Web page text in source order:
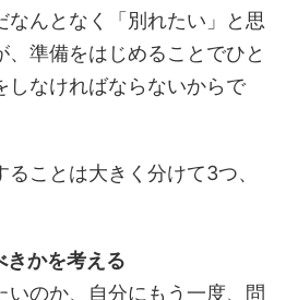
なんとなく「別れたい」と思
、準備をはじめることでひと
しなければならないからで
ることは大きく分けて3つ、
かを考える
いのか、自分にもう一度、問